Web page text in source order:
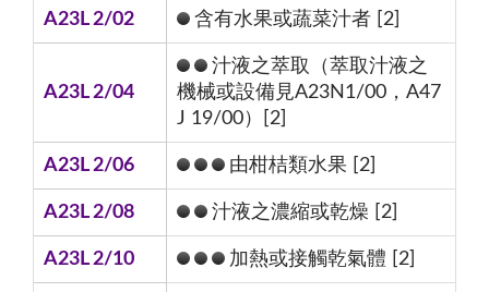
A23L 2/02 含有水果或蔬菜汁者 [2]
A23L 2/04
汁液之萃取（萃取汁液之
機械或設備見A23N1/00，A47
J 19/00）[2]
A23L 2/06 由柑桔類水果 [2]
A23L 2/08 汁液之濃縮或乾燥 [2]
A23L 2/10 加熱或接觸乾氣體 [2]